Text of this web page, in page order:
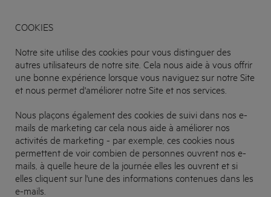
COOKIES
Notre site utilise des cookies pour vous distinguer des
autres utilisateurs de notre site. Cela nous aide à vous offrir
une bonne expérience lorsque vous naviguez sur notre Site
et nous permet d'améliorer notre Site et nos services.
Nous plaçons également des cookies de suivi dans nos e-
mails de marketing car cela nous aide à améliorer nos
activités de marketing - par exemple, ces cookies nous
permettent de voir combien de personnes ouvrent nos e-
mails, à quelle heure de la journée elles les ouvrent et si
elles cliquent sur l'une des informations contenues dans les
e-mails.